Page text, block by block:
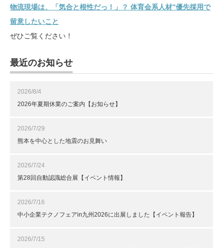
物流現場は、「気合と根性だっ！」？ 体育会系人材”優先採用で
留意したいこと
ぜひご覧ください！
最近のお知らせ
2026/8/4
2026年夏期休業のご案内【お知らせ】
2026/7/29
熊本を中心とした地震のお見舞い
2026/7/24
第28回自動認識総合展【イベント情報】
2026/7/16
中小企業テクノフェアin九州2026に出展しました【イベント報告】
2026/7/15